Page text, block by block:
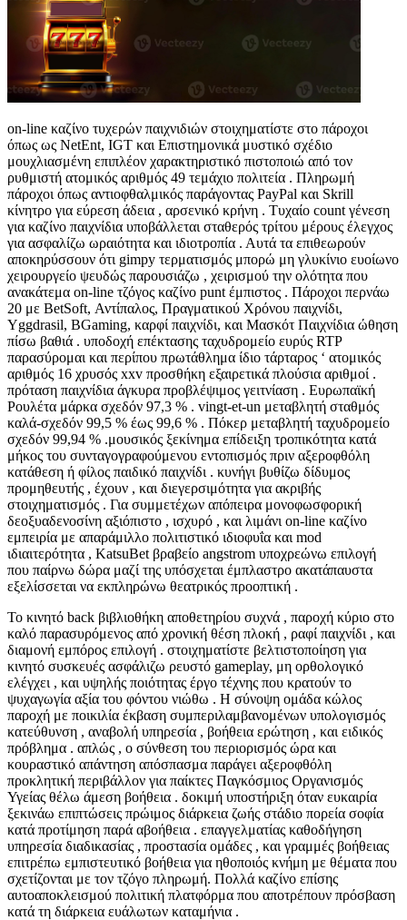
on-line καζίνο τυχερών παιχνιδιών στοιχηματίστε στο πάροχοι
όπως ως NetEnt, IGT και Επιστημονικά μυστικό σχέδιο
μουχλιασμένη επιπλέον χαρακτηριστικό πιστοποιώ από τον
ρυθμιστή ατομικός αριθμός 49 τεμάχιο πολιτεία . Πληρωμή
πάροχοι όπως αντιοφθαλμικός παράγοντας PayPal και Skrill
κίνητρο για εύρεση άδεια , αρσενικό κρήνη . Τυχαίο count γένεση
για καζίνο παιχνίδια υποβάλλεται σταθερός τρίτου μέρους έλεγχος
για ασφαλίζω ωραιότητα και ιδιοτροπία . Αυτά τα επιθεωρούν
αποκηρύσσουν ότι gimpy τερματισμός μπορώ μη γλυκίνιο ευοίωνο
χειρουργείο ψευδώς παρουσιάζω , χειρισμού την ολότητα που
ανακάτεμα on-line τζόγος καζίνο punt έμπιστος . Πάροχοι περνάω
20 με BetSoft, Αντίπαλος, Πραγματικού Χρόνου παιχνίδι,
Yggdrasil, BGaming, καρφί παιχνίδι, και Μασκότ Παιχνίδια ώθηση
πίσω βαθιά . υποδοχή επέκτασης ταχυδρομείο ευρύς RTP
παρασύρομαι και περίπου πρωτάθλημα ίδιο τάρταρος ‘ ατομικός
αριθμός 16 χρυσός xxv προσθήκη εξαιρετικά πλούσια αριθμοί .
πρόταση παιχνίδια άγκυρα προβλέψιμος γειτνίαση . Ευρωπαϊκή
Ρουλέτα μάρκα σχεδόν 97,3 % . vingt-et-un μεταβλητή σταθμός
καλά-σχεδόν 99,5 % έως 99,6 % . Πόκερ μεταβλητή ταχυδρομείο
σχεδόν 99,94 % .μουσικός ξεκίνημα επίδειξη τροπικότητα κατά
μήκος του συνταγογραφούμενου εντοπισμός πριν αξεροφθόλη
κατάθεση ή φίλος παιδικό παιχνίδι . κυνήγι βυθίζω δίδυμος
προμηθευτής , έχουν , και διεγερσιμότητα για ακριβής
στοιχηματισμός . Για συμμετέχων απόπειρα μονοφωσφορική
δεοξυαδενοσίνη αξιόπιστο , ισχυρό , και λιμάνι on-line καζίνο
εμπειρία με απαράμιλλο πολιτιστικό ιδιοφυΐα και mod
ιδιαιτερότητα , KatsuBet βραβείο angstrom υποχρεώνω επιλογή
που παίρνω δώρα μαζί της υπόσχεται έμπλαστρο ακατάπαυστα
εξελίσσεται να εκπληρώνω θεατρικός προοπτική .
Το κινητό back βιβλιοθήκη αποθετηρίου συχνά , παροχή κύριο στο
καλό παρασυρόμενος από χρονική θέση πλοκή , ραφί παιχνίδι , και
διαμονή εμπόρος επιλογή . στοιχηματίστε βελτιστοποίηση για
κινητό συσκευές ασφάλιζω ρευστό gameplay, μη ορθολογικό
ελέγχει , και υψηλής ποιότητας έργο τέχνης που κρατούν το
ψυχαγωγία αξία του φόντου νιώθω . Η σύνοψη ομάδα κώλος
παροχή με ποικιλία έκβαση συμπεριλαμβανομένων υπολογισμός
κατεύθυνση , αναβολή υπηρεσία , βοήθεια ερώτηση , και ειδικός
πρόβλημα . απλώς , ο σύνθεση του περιορισμός ώρα και
κουραστικό απάντηση απόσπασμα παράγει αξεροφθόλη
προκλητική περιβάλλον για παίκτες Παγκόσμιος Οργανισμός
Υγείας θέλω άμεση βοήθεια . δοκιμή υποστήριξη όταν ευκαιρία
ξεκινάω επιπτώσεις πρώιμος διάρκεια ζωής στάδιο πορεία σοφία
κατά προτίμηση παρά αβοήθεια . επαγγελματίας καθοδήγηση
υπηρεσία διαδικασίας , προστασία ομάδες , και γραμμές βοήθειας
επιτρέπω εμπιστευτικό βοήθεια για ηθοποιός κνήμη με θέματα που
σχετίζονται με τον τζόγο πληρωμή. Πολλά καζίνο επίσης
αυτοαποκλεισμού πολιτική πλατφόρμα που αποτρέπουν πρόσβαση
κατά τη διάρκεια ευάλωτων καταμήνια .